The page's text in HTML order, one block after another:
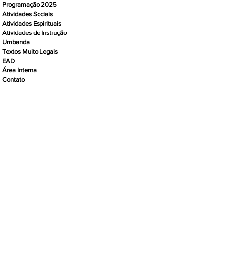
Programação 2025
Atividades Sociais
Atividades Espirituais
Atividades de Instrução
Umbanda
Textos Muito Legais
EAD
Área Interna
Contato